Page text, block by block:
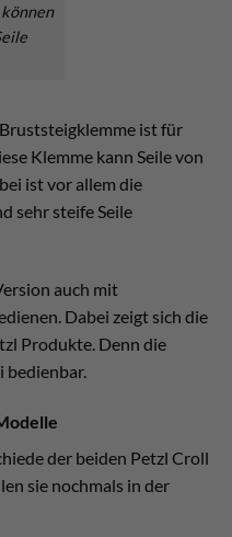
ist für
Klemme kann Seile von
ist vor allem die
sehr steife Seile
auch mit
Dabei zeigt sich die
Produkte. Denn die
bedienbar.
der beiden Petzl Croll
sie nochmals in der